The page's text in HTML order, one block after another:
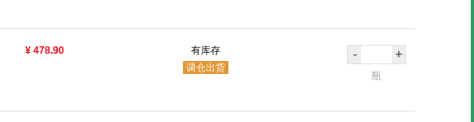
¥ 478.90
有库存
调仓出货
- +
瓶